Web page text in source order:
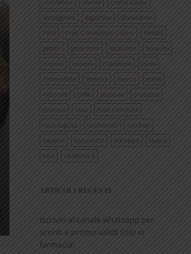
cosmetico
crema
crema corpo
detergente
digestivo
dissetante
Fichi
Frati Carmelitani Loano
fredda
gelato
ghiacciolo idratante
lavanda
limone
liquore mandorle
mani
marmellate
melissa menta
miele
naturale
pelle pozione
profumo
psoriasi
rosa
rosa centifolia
rosa rugosa
rosmarino
sandalo
sapone
saponetta sciroppo
tisana
viso
vitamina E
ARTICOLI RECENTI
Iscriviti al canale whatsapp per
sconti e promo validi solo in
farmacia!